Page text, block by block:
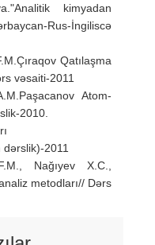
kimyadan
Rus-İngiliscə
Qatılaşma
vəsaiti-2011
Atom-
2010.
2011
Nağıyev X.C.,
metodları// Dərs